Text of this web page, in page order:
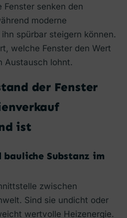
senken den
moderne
spürbar steigern können.
welche Fenster den Wert
Austausch lohnt.
der Fenster
ist
bauliche Substanz im
zwischen
Sind sie undicht oder
wertvolle Heizenergie.